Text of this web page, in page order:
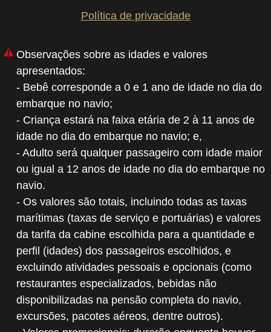
Política de privacidade
Observações sobre as idades e valores
apresentados:
- Bebê corresponde a 0 e 1 ano de idade no dia do
embarque no navio;
- Criança estará na faixa etária de 2 à 11 anos de
idade no dia do embarque no navio; e,
- Adulto será qualquer passageiro com idade maior
ou igual a 12 anos de idade no dia do embarque no
navio.
- Os valores são totais, incluindo todas as taxas
marítimas (taxas de serviço e portuárias) e valores
da tarifa da cabine escolhida para a quantidade e
perfil (idades) dos passageiros escolhidos, e
excluindo atividades pessoais e opcionais (como
restaurantes especializados, bebidas não
disponibilizadas na pensão completa do navio,
excursões, pacotes aéreos, dentre outros).